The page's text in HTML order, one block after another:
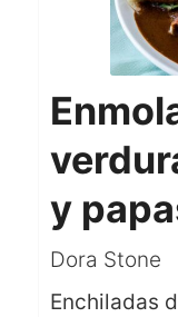
y
Dora Stone
Enchiladas